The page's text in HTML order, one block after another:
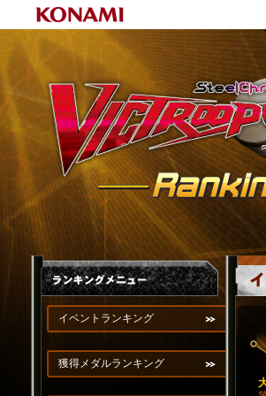
イベントランキング
獲得メダルランキング